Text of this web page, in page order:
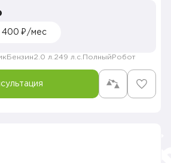
400 ₽/мес
Бензин2.0 л. 249 л.с. Полный Робот